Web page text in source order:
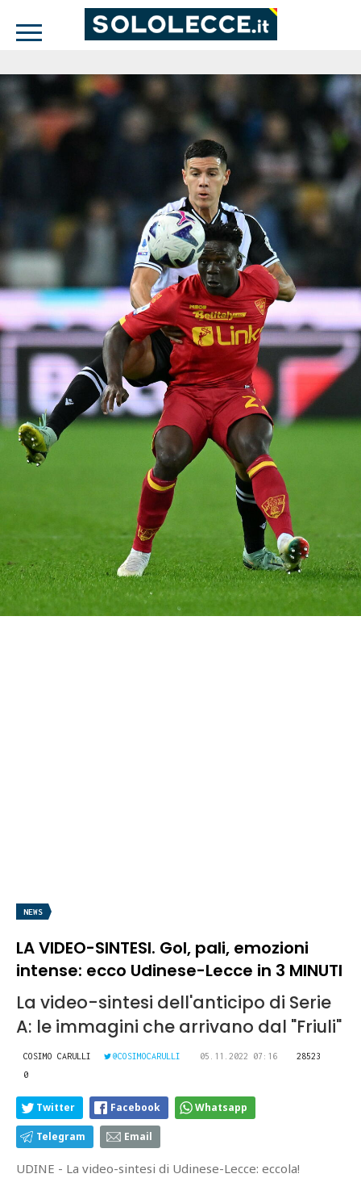
NEWS
LA VIDEO-SINTESI. Gol, pali, emozioni
intense: ecco Udinese-Lecce in 3 MINUTI
La video-sintesi dell'anticipo di Serie
A: le immagini che arrivano dal "Friuli"
COSIMO CARULLI @COSIMOCARULLI 05.11.2022 07:16
28523
0
Twitter Facebook Whatsapp
Telegram Email
UDINE - La video-sintesi di Udinese-Lecce: eccola!